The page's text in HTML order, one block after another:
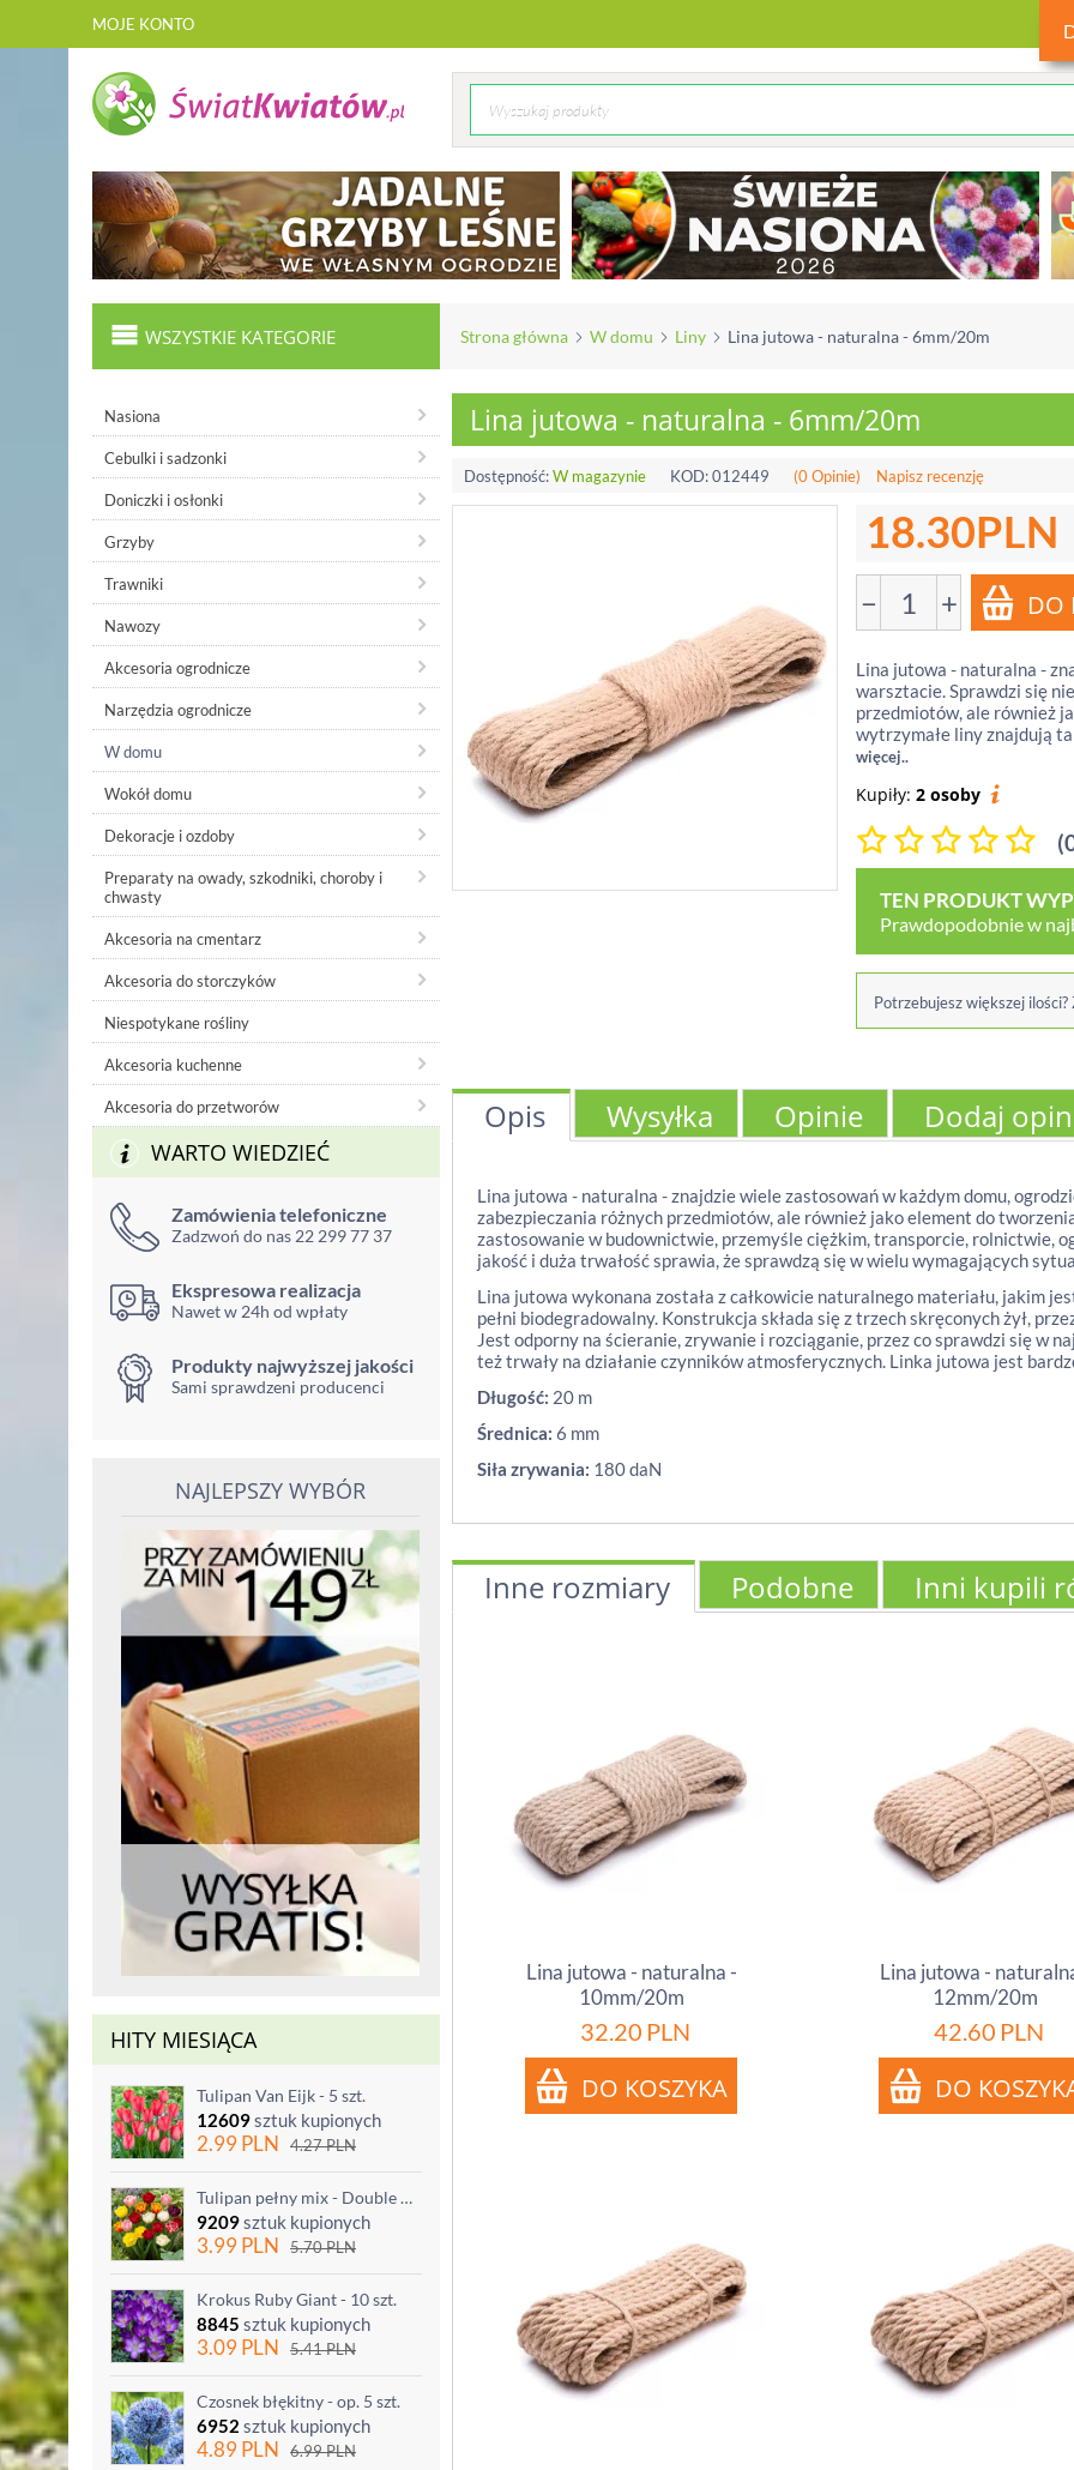
MOJE KONTO
WSZYSTKIE KATEGORIE Strona główna W domu Liny Lina jutowa - naturalna - 6mm/20m
Nasiona
Cebulki i sadzonki
Doniczki i osłonki
Grzyby
Trawniki
Nawozy
Akcesoria ogrodnicze
Narzędzia ogrodnicze
W domu
Wokół domu
Dekoracje i ozdoby
Preparaty na owady, szkodniki, choroby i
chwasty
Akcesoria na cmentarz
Akcesoria do storczyków
Niespotykane rośliny
Akcesoria kuchenne
Akcesoria do przetworów
WARTO WIEDZIEĆ
Zamówienia telefoniczne
Zadzwoń do nas 22 299 77 37
Ekspresowa realizacja
Nawet w 24h od wpłaty
Produkty najwyższej jakości
Sami sprawdzeni producenci
NAJLEPSZY WYBÓR
HITY MIESIĄCA
Tulipan Van Eijk - 5 szt.
12609sztuk kupionych
2.99PLN 4.27PLN
Tulipan pełny mix - Double mix - 5 szt.
9209sztuk kupionych
3.99PLN 5.70PLN
Krokus Ruby Giant - 10 szt.
8845 sztuk kupionych
3.09PLN 5.41PLN
Czosnek błękitny - op. 5 szt.
6952 sztuk kupionych
4.89PLN 6.99PLN
Lina jutowa - naturalna - 6mm/20m
Dostępność:W magazynie KOD:012449 (0 Opinie) Napisz recenzję
18.30PLN
− +
Lina jutowa - naturalna -
warsztacie. Sprawdzi się
przedmiotów, ale również
wytrzymałe liny znajdują
więcej..
Kupiły: 2 osoby
TEN PRODUKT
Prawdopodobnie w
Potrzebujesz większej
Opis Wysyłka Opinie Dodaj
Lina jutowa - naturalna - znajdzie wiele zastosowań w każdym domu,
zabezpieczania różnych przedmiotów, ale również jako element do
zastosowanie w budownictwie, przemyśle ciężkim, transporcie, rolnictwie,
jakość i duża trwałość sprawia, że sprawdzą się w wielu wymagających
Lina jutowa wykonana została z całkowicie naturalnego materiału, jakim
pełni biodegradowalny. Konstrukcja składa się z trzech skręconych żył,
Jest odporny na ścieranie, zrywanie i rozciąganie, przez co sprawdzi się w
też trwały na działanie czynników atmosferycznych. Linka jutowa jest
Długość: 20 m
Średnica: 6 mm
Siła zrywania: 180 daN
Inne rozmiary Podobne Inni kupili
Lina jutowa - naturalna -
10mm/20m
32.20 PLN
Lina jutowa -
12mm/20m
42.60 PLN